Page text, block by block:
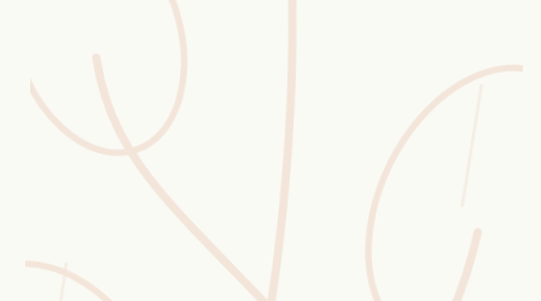
Phänologie-Radar
Vogelstimmen
Gartenplaner
Düngeberater
Challenges